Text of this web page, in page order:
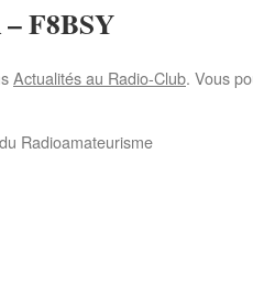
F8BSY
Actualités au Radio-Club. Vous
Radioamateurisme